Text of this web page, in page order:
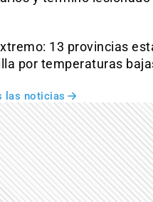
13 provincias
por temperaturas
las noticias